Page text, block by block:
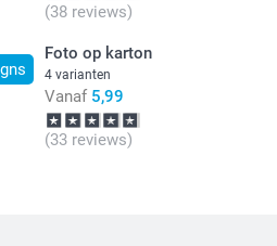
(38 reviews)
Foto op karton
4 varianten
Vanaf 5,99
(33 reviews)